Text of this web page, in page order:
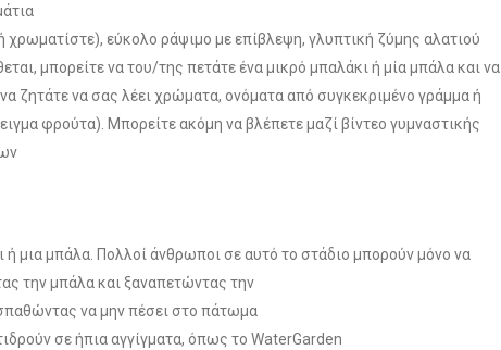
εύκολο ράψιμο με επίβλεψη, γλυπτική ζύμης αλατιού
μπορείτε να του/της πετάτε ένα μικρό μπαλάκι ή μία μπάλα και να
ζητάτε να σας λέει χρώματα, ονόματα από συγκεκριμένο γράμμα ή
φρούτα). Μπορείτε ακόμη να βλέπετε μαζί βίντεο γυμναστικής
μια μπάλα. Πολλοί άνθρωποι σε αυτό το στάδιο μπορούν μόνο να
την μπάλα και ξαναπετώντας την
να μην πέσει στο πάτωμα
σε ήπια αγγίγματα, όπως το WaterGarden